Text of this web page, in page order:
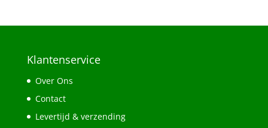
Klantenservice
Over Ons
Contact
Levertijd & verzending